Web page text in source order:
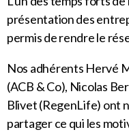
présentation des
permis de rendre le
Nos adhérents Hervé
(ACB & Co), Nicolas
Blivet (RegenLife) ont
partager ce qui les